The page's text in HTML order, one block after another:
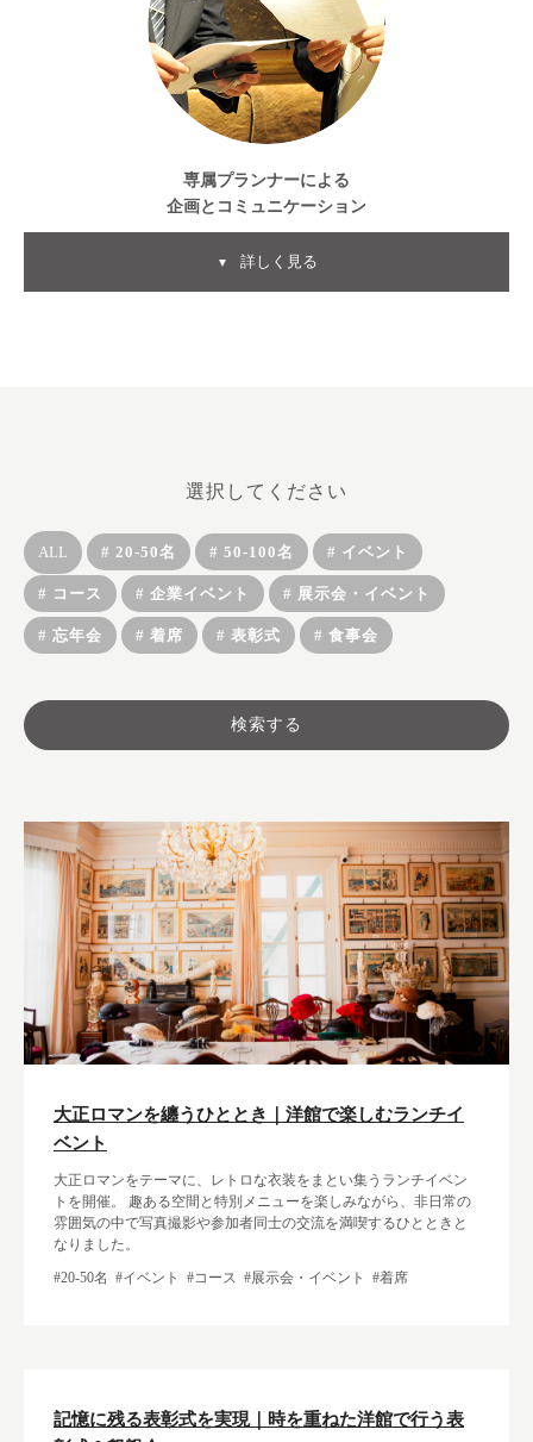
専属プランナーによる
企画とコミュニケーション
▼ 詳しく見る
選択してください
ALL # 20-50名 # 50-100名 # イベント
# コース # 企業イベント # 展示会・イベント
# 忘年会 # 着席 # 表彰式 # 食事会
大正ロマンを纏うひととき｜洋館で楽しむランチイ
ベント
大正ロマンをテーマに、レトロな衣装をまとい集うランチイベン
トを開催。 趣ある空間と特別メニューを楽しみながら、非日常の
雰囲気の中で写真撮影や参加者同士の交流を満喫するひとときと
なりました。
#20-50名 #イベント #コース #展示会・イベント #着席
記憶に残る表彰式を実現｜時を重ねた洋館で行う表